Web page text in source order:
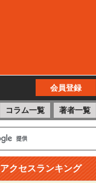
会員登録
コラム一覧 著者一覧
アクセスランキング